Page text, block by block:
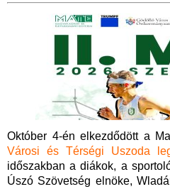
Október 4-én elkezdődött a
Városi és Térségi Uszoda
időszakban a diákok, a
Úszó Szövetség elnöke,